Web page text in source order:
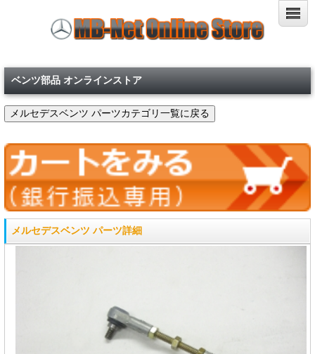
ベンツ部品 オンラインストア
メルセデスベンツ パーツ詳細